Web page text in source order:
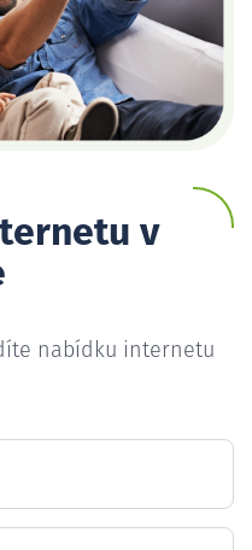
v
nabídku internetu